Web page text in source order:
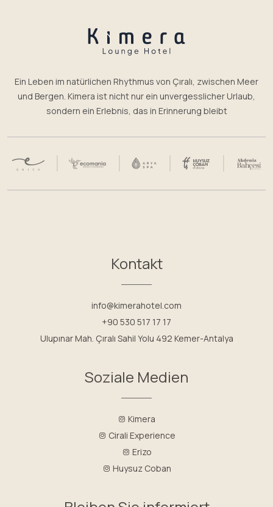
Ein Leben im natürlichen Rhythmus von Çıralı, zwischen Meer
und Bergen. Kimera ist nicht nur ein unvergesslicher Urlaub,
sondern ein Erlebnis, das in Erinnerung bleibt
Kontakt
info@kimerahotel.com
+90 530 517 17 17
Ulupınar Mah. Çıralı Sahil Yolu 492 Kemer-Antalya
Soziale Medien
Kimera
Cirali Experience
Erizo
Huysuz Coban